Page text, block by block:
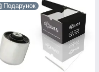
Подарунок